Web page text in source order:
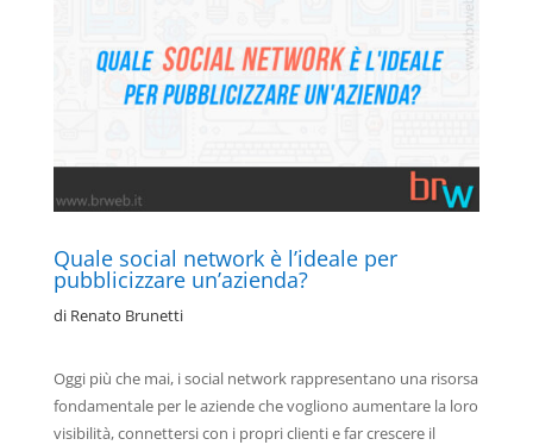
Quale social network è l’ideale per
pubblicizzare un’azienda?
di Renato Brunetti
Oggi più che mai, i social network rappresentano una risorsa
fondamentale per le aziende che vogliono aumentare la loro
visibilità, connettersi con i propri clienti e far crescere il